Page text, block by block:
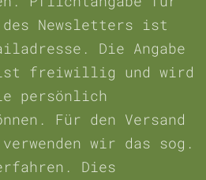
des Newsletters ist
Die Angabe
freiwillig und wird
persönlich
Für den Versand
wir das sog.
Dies